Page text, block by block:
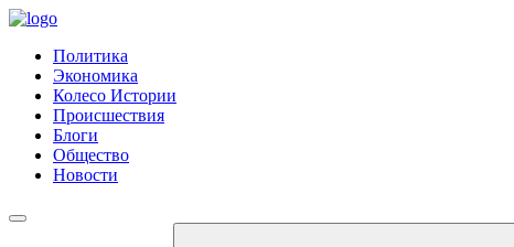
Политика
Экономика
Колесо Истории
Происшествия
Блоги
Общество
Новости